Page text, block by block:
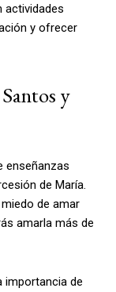
actividades
y ofrecer
y
enseñanzas
de María.
de amar
amarla más de
importancia de